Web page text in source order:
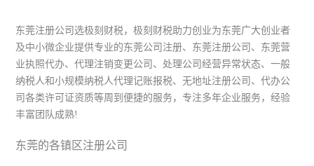
东莞注册公司选极刻财税，极刻财税助力创业为东莞广大创业者
及中小微企业提供专业的东莞公司注册、东莞注册公司、东莞营
业执照代办、代理注销变更公司、处理公司经营异常状态、一般
纳税人和小规模纳税人代理记账报税、无地址注册公司、代办公
司各类许可证资质等周到便捷的服务，专注多年企业服务，经验
丰富团队成熟!
东莞的各镇区注册公司